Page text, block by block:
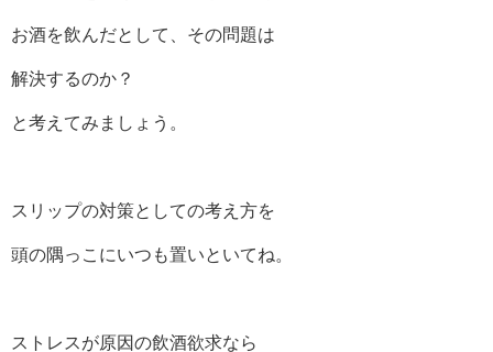
お酒を飲んだとして、その問題は
解決するのか？
と考えてみましょう。
スリップの対策としての考え方を
頭の隅っこにいつも置いといてね。
ストレスが原因の飲酒欲求なら